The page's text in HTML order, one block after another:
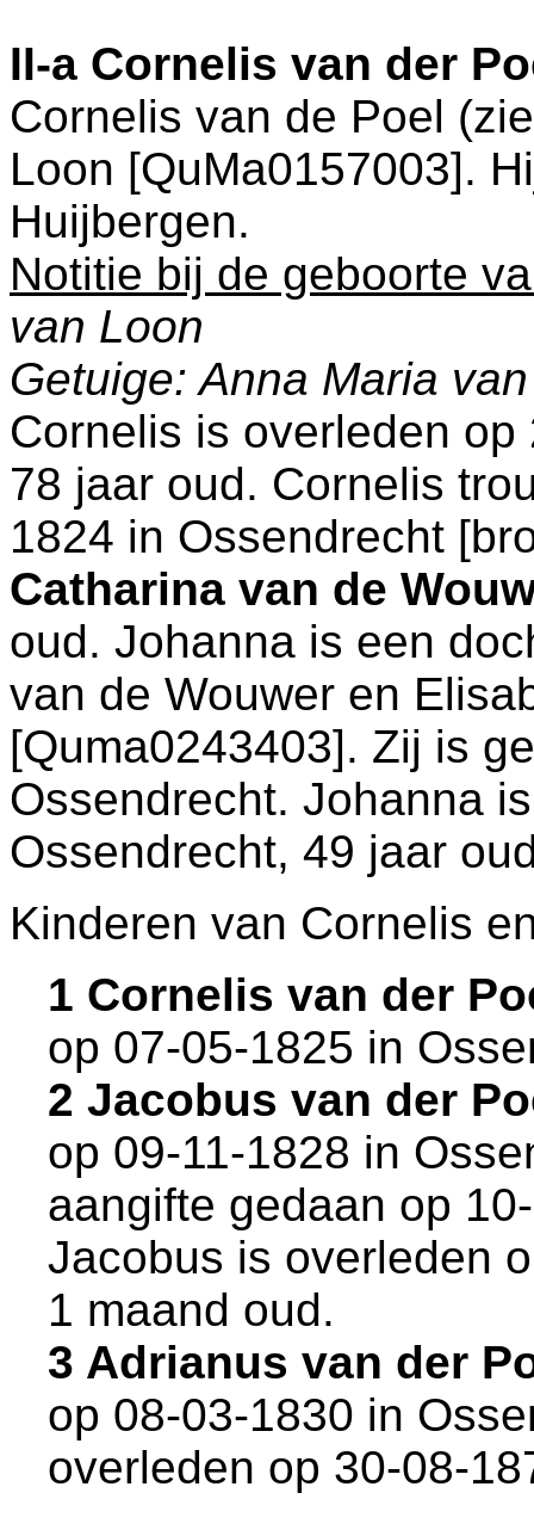
II-a Cornelis van der
Cornelis van de Poel
Loon [QuMa0157003].
Huijbergen.
Notitie bij de geboorte
van Loon
Getuige: Anna Maria
Cornelis is overleden
78 jaar oud. Cornelis
1824 in Ossendrecht [
Catharina van de
oud. Johanna is een
van de Wouwer en
[Quma0243403]. Zij is
Ossendrecht. Johanna
Ossendrecht, 49 jaar
Kinderen van Cornelis
1 Cornelis van der
op 07-05-1825 in
2 Jacobus van der
op 09-11-1828 in
aangifte gedaan op
Jacobus is overleden
1 maand oud.
3 Adrianus van der
op 08-03-1830 in
overleden op 30-08-